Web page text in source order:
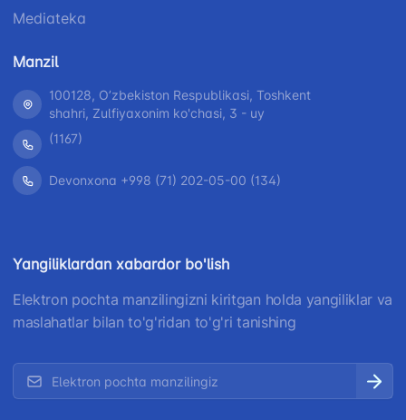
Mediateka
Manzil
100128, Oʼzbekiston Respublikasi, Toshkent
shahri, Zulfiyaxonim ko'chasi, 3 - uy
(1167)
Devonxona +998 (71) 202-05-00 (134)
Yangiliklardan xabardor bo'lish
Elektron pochta manzilingizni kiritgan holda yangiliklar va
maslahatlar bilan to'g'ridan to'g'ri tanishing